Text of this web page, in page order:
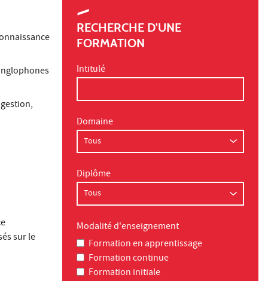
sur le
RECHERCHE D'UNE
FORMATION
Intitulé
Domaine
Diplôme
Modalité d'enseignement
Formation en apprentissage
Formation continue
Formation initiale